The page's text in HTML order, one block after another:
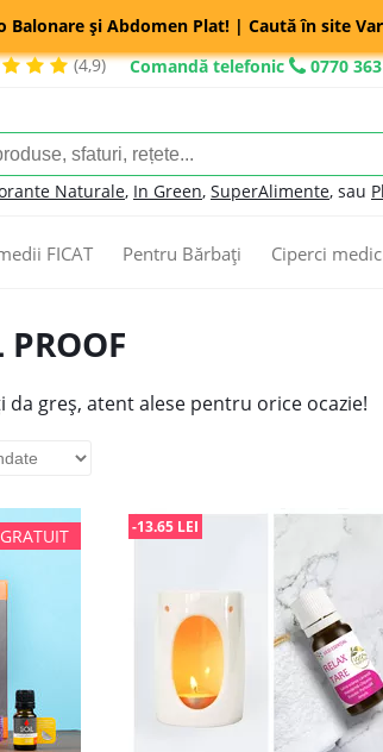
Balonare și Abdomen Plat! | Caută în site
(4,9)
Comandă telefonic 0770
Naturale, In Green, SuperAlimente, sau
FICAT Pentru Bărbați Ciperci
da greș, atent alese pentru orice ocazie!
-13.65 LEI